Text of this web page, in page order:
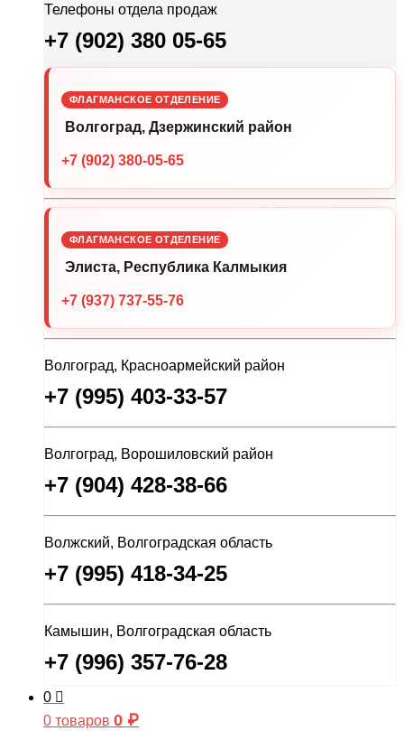
Телефоны отдела продаж
+7 (902) 380 05-65
ФЛАГМАНСКОЕ ОТДЕЛЕНИЕ
Волгоград, Дзержинский район
+7 (902) 380-05-65
ФЛАГМАНСКОЕ ОТДЕЛЕНИЕ
Элиста, Республика Калмыкия
+7 (937) 737-55-76
Волгоград, Красноармейский район
+7 (995) 403-33-57
Волгоград, Ворошиловский район
+7 (904) 428-38-66
Волжский, Волгоградская область
+7 (995) 418-34-25
Камышин, Волгоградская область
+7 (996) 357-76-28
0
0 товаров 0 ₽